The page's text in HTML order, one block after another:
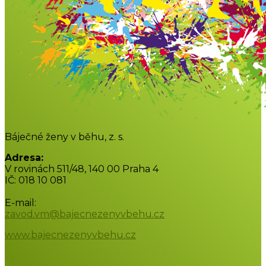
Báječné ženy v běhu, z. s.
Adresa:
V rovinách 511/48, 140 00 Praha 4
IČ: 018 10 081
E-mail:
zavod.vm@bajecnezenyvbehu.cz
www.bajecnezenyvbehu.cz